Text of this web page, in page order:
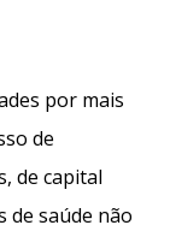
por mais
de
de capital
de saúde não